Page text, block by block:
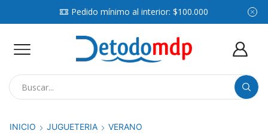
Pedido mínimo al interior: $100.000
INICIO JUGUETERIA VERANO